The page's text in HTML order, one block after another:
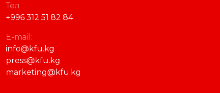
Тел
+996 312 51 82 84
E-mail:
info@kfu.kg
press@kfu.kg
marketing@kfu.kg